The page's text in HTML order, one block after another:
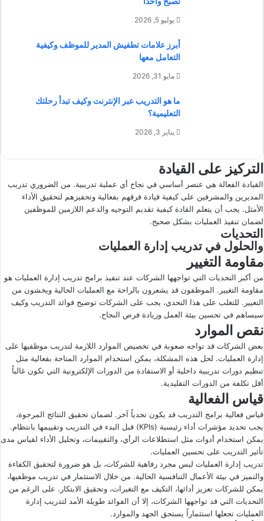
يوليو 5, 2026
أبرز علامات تطفيش المدير للموظف وكيفية
التعامل معها
مايو 31, 2026
ما هو التدريب عبر الإنترنت وكيف تبدأ رحلتك
التعليمية؟
يناير 3, 2026
التركيز على القيادة
القيادة الفعالة هي عنصر أساسي في نجاح أي عملية تدريبية. من الضروري تدريب
المديرين والمشرفين على كيفية قيادة فرقهم بفعالية وتحفيزهم لتحقيق الأداء
الأمثل. يجب أن يتعلم القادة كيفية تقديم التوجيه والدعم اللازمين للموظفين
لضمان تنفيذ العمليات بشكل صحيح.
التحديات
والحلول في تدريب إدارة العمليات
مقاومة التغيير
من أكبر التحديات التي تواجهها الشركات عند تنفيذ برامج تدريب إدارة العمليات هو
مقاومة التغيير. الموظفون قد يشعرون بالراحة مع العمليات الحالية ويخشون من
التغيير. للتغلب على هذا التحدي، يجب على الشركات توضيح فوائد التدريب وكيف
سيساهم في تحسين بيئة العمل وزيادة فرص النجاح.
نقص الموارد
بعض الشركات قد تواجه صعوبة في تخصيص الموارد اللازمة لتدريب موظفيها على
إدارة العمليات. لحل هذه المشكلة، يمكن استخدام الموارد المتاحة بفعالية مثل
تنظيم دورات تدريبية داخلية أو الاستفادة من الدورات الإلكترونية التي تكون غالباً
أقل تكلفة من الدورات التقليدية.
قياس الفعالية
قياس فعالية برامج التدريب قد يكون تحدياً آخر. لضمان تحقيق النتائج المرجوة،
يجب تحديد مؤشرات أداء رئيسية (KPIs) قبل البدء في التدريب وتقييمها بانتظام.
يمكن استخدام أدوات مثل استطلاعات الرأي، والتقييمات، وتحليل الأداء لقياس مدى
تأثير التدريب على تحسين العمليات.
تدريب إدارة العمليات ليس مجرد رفاهية للشركات، بل هو ضرورة لتحقيق الكفاءة
والتميز في بيئة الأعمال التنافسية الحالية. من خلال الاستثمار في تدريب موظفيها،
يمكن للشركات تعزيز أدائها، التكيف مع التغيرات، وتحقيق الابتكار. على الرغم من
التحديات التي قد تواجهها الشركات، إلا أن الفوائد طويلة الأمد لتدريب إدارة
العمليات تجعلها استثماراً يستحق الجهد والموارد.